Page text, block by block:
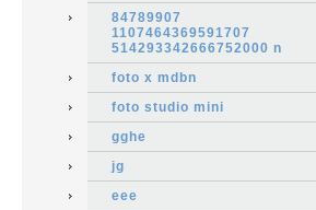
84789907
1107464369591707
514293342666752000 n
foto x mdbn
foto studio mini
gghe
jg
eee